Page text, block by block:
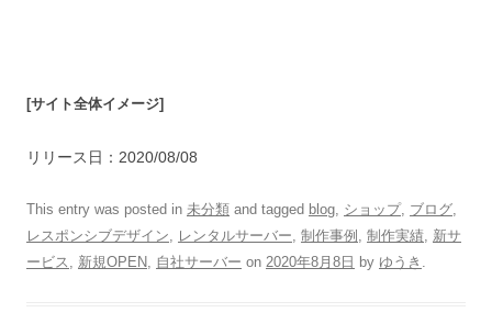
[サイト全体イメージ]
リリース日：2020/08/08
This entry was posted in 未分類 and tagged blog, ショップ, ブログ,
レスポンシブデザイン, レンタルサーバー, 制作事例 , 制作実績, 新サ
ービス , 新規OPEN, 自社サーバー on 2020年8月8日 by ゆうき .